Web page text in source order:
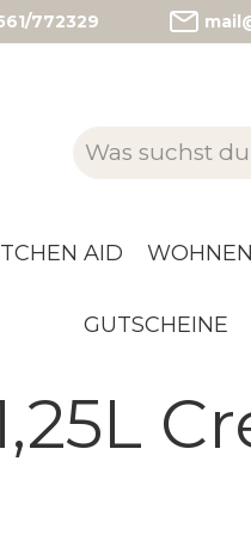
772329
AID WOHNEN
GUTSCHEINE